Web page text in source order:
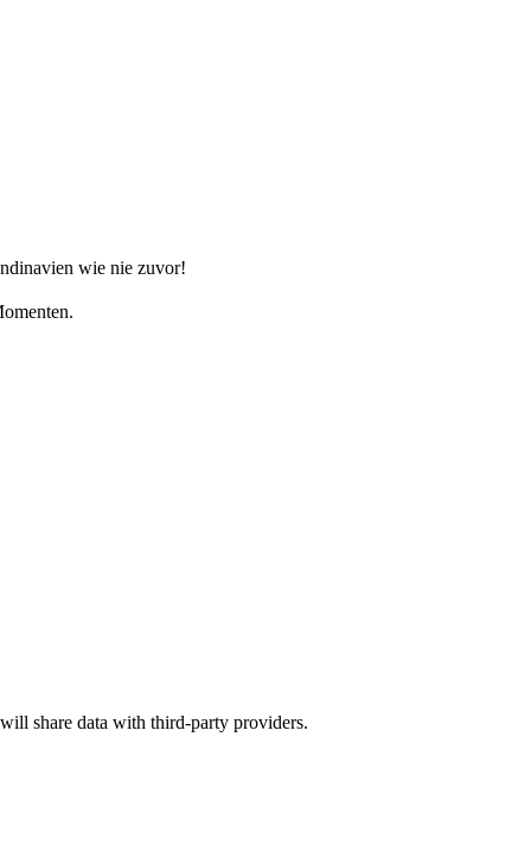
wie nie zuvor!
share data with third-party providers.